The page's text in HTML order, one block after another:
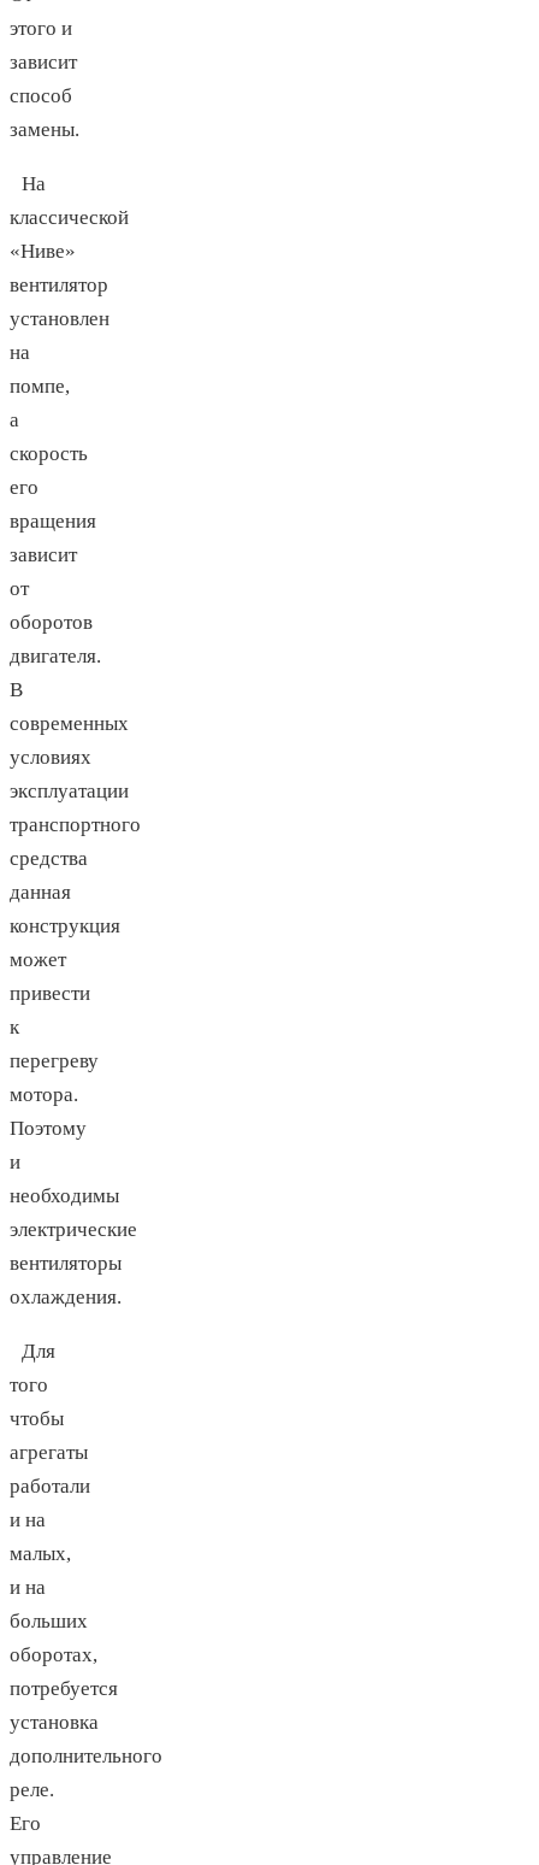
этого и
зависит
способ
замены.
На
классической
«Ниве»
вентилятор
установлен
на
помпе,
а
скорость
его
вращения
зависит
от
оборотов
двигателя.
В
современных
условиях
эксплуатации
транспортного
средства
данная
конструкция
может
привести
к
перегреву
мотора.
Поэтому
и
необходимы
электрические
вентиляторы
охлаждения.
Для
того
чтобы
агрегаты
работали
и на
малых,
и на
больших
оборотах,
потребуется
установка
дополнительного
реле.
Его
управление